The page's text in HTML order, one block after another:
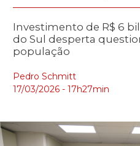
Investimento de R$ 6
do Sul desperta
população
Pedro Schmitt
17/03/2026 - 17h27min